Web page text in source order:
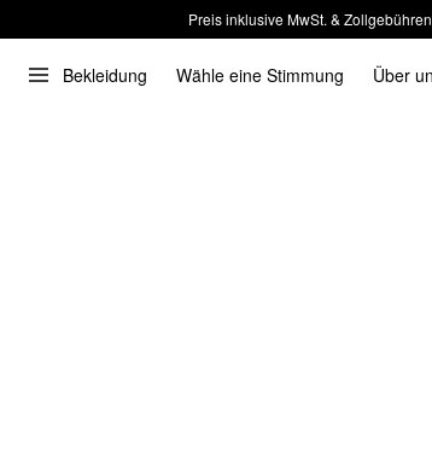
Preis inklusive MwSt. &
Bekleidung Wähle eine Stimmung Über